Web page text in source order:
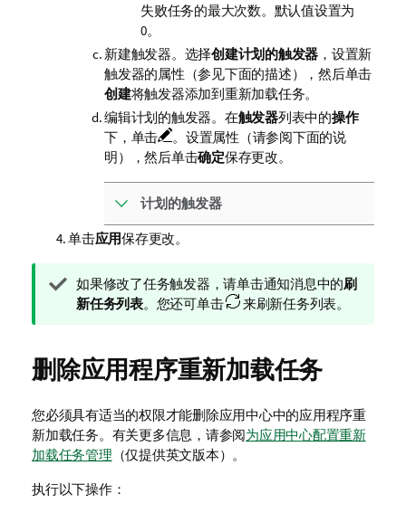
失败任务的最大次数。默认值设置为
0。
新建触发器。选择创建计划的触发器 ，设置新
触发器的属性（参见下面的描述），然后单击
创建将触发器添加到重新加载任务。
编辑计划的触发器。在触发器列表中的操作
下，单击
。设置属性（请参阅下面的说
明），然后单击确定保存更改。
计划的触发器
单击应用保存更改。
提
示
如果修改了任务触发器，请单击通知消息中的刷
新任务列表。您还可单击 来刷新任务列表。
删除应用程序重新加载任务
您必须具有适当的权限才能删除应用中心中的应用程序重
新加载任务。有关更多信息，请参阅为应用中心配置重新
加载任务管理 （仅提供英文版本） 。
执行以下操作：